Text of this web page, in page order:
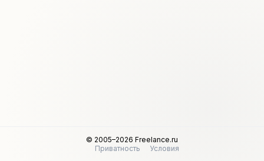
© 2005–2026 Freelance.ru
Приватность
Условия